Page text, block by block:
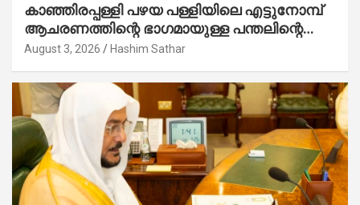
കാഞ്ഞിരപ്പള്ളി പഴയ പള്ളിയിലെ എട്ടുനോമ്പ്
ആചരണത്തിന്റെ ഭാഗമായുള്ള പന്തലിന്റെ
കാൽനാട്ട് കർമ്മം ആർച്ച് പ്രീസ്റ്റ് വെരി.
August 3, 2026 Hashim Sathar